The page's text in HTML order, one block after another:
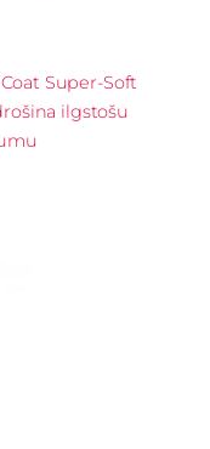
Super-Soft
ilgstošu